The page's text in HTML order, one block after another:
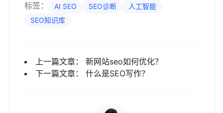
标签： AI SEO SEO诊断
人工智能
SEO知识库
上一篇文章： 新网站seo如何优化？
下一篇文章： 什么是SEO写作？